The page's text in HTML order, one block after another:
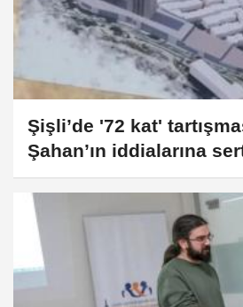
Şişli’de '72 kat'
Şahan’ın iddialarına